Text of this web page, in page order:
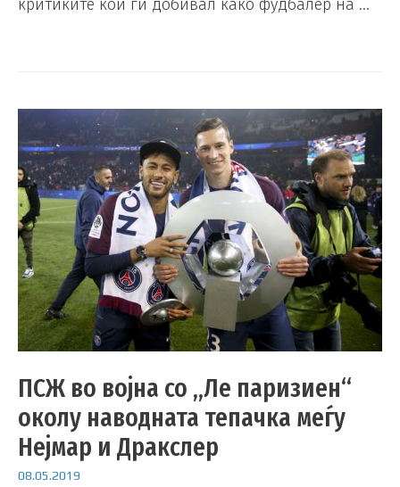
критиките кои ги добивал како фудбалер на …
ПСЖ во војна со „Ле паризиен“
околу наводната тепачка меѓу
Нејмар и Дракслер
08.05.2019